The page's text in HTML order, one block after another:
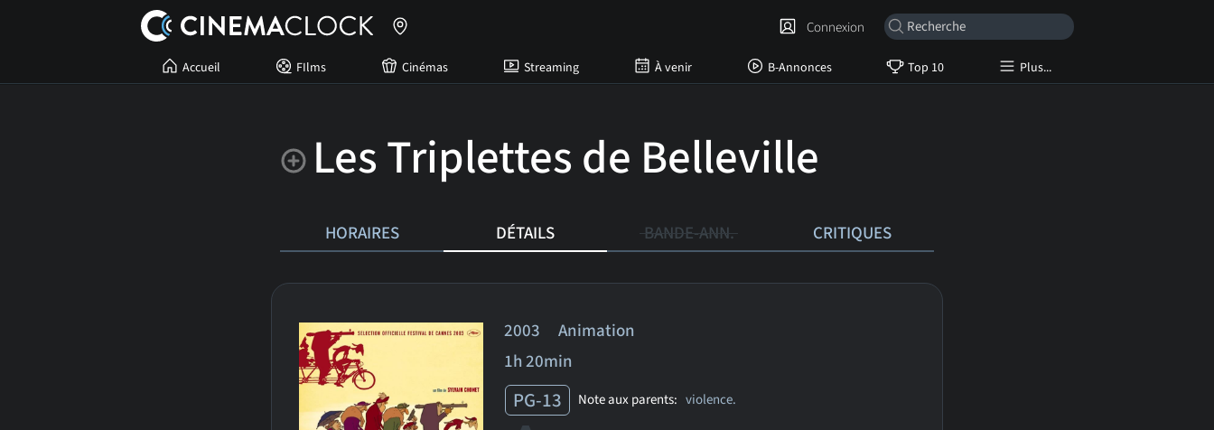
Accueil FIlms Cinémas Streaming À venir B-Annonces Top 10 Plus...
Connexion
Les Triplettes de Belleville
HORAIRES DÉTAILS BANDE-ANN. CRITIQUES
2003 Animation
1h 20min
PG-13 Note aux parents: violence.